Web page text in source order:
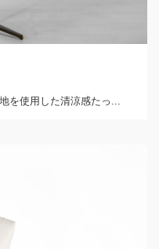
を使用した清涼感たっ...